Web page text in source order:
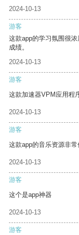
2024-10-13
游客
这款app的学习氛围很
成绩。
2024-10-13
游客
这款加速器VPM应用程
2024-10-13
游客
这款app的音乐资源非常
2024-10-13
游客
这个是app神器
2024-10-13
游客